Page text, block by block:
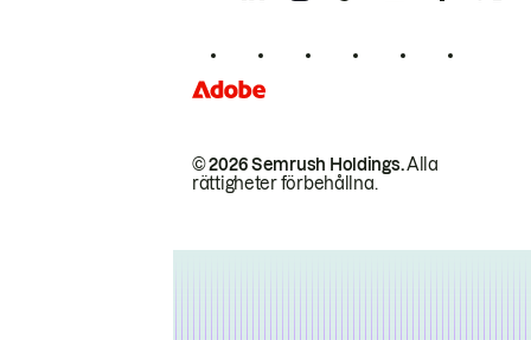
© 2026 Semrush Holdings.Alla
rättigheter förbehållna.